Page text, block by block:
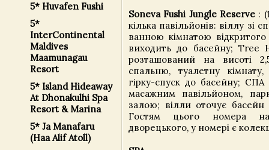
5* Huvafen Fushi
5*
InterContinental
Maldives
Maamunagau
Resort
5* Island Hideaway
At Dhonakulhi Spa
Resort & Marina
5* Ja Manafaru
(Haa Alif Atoll)
Soneva Fushi Jungle Reserve:
кілька павільйонів: віллу зі
ванною кімнатою
виходить до басейну; Tree
розташований на висоті
спальню, туалетну
гірку-спуск до басейну; СПА
масажним павільйоном,
залою; вілли оточує басейн
Гостям цього номера
дворецького, у номері є